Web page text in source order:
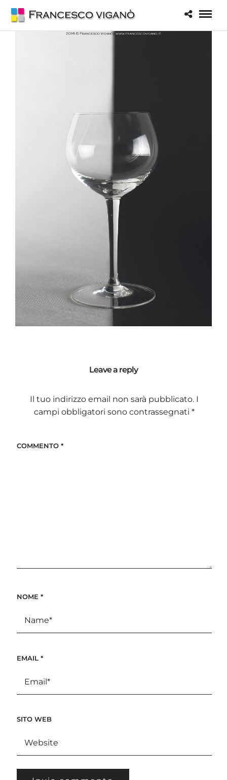
Leave a reply
Il tuo indirizzo email non sarà pubblicato. I
campi obbligatori sono contrassegnati *
COMMENTO *
NOME *
EMAIL *
SITO WEB